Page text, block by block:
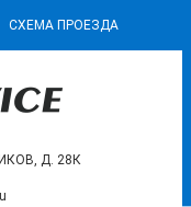
СХЕМА ПРОЕЗДА
Д. 28К